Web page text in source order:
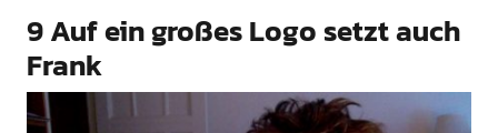
9 Auf ein großes Logo setzt auch
Frank